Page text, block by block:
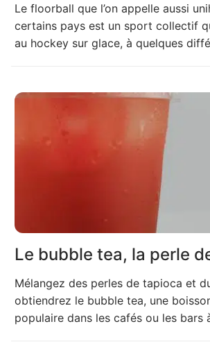
Le floorball que l’on appelle aussi
certains pays est un sport collectif
au hockey sur glace, à quelques
Le bubble tea, la perle
Mélangez des perles de tapioca et
obtiendrez le bubble tea, une
populaire dans les cafés ou les bars